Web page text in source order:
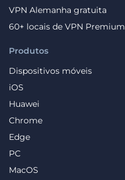
Produtos
Dispositivos móveis
iOS
Huawei
Chrome
Edge
PC
MacOS
VPN Alemanha gratuita
60+ locais de VPN Premium